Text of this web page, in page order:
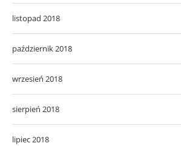
listopad 2018
październik 2018
wrzesień 2018
sierpień 2018
lipiec 2018